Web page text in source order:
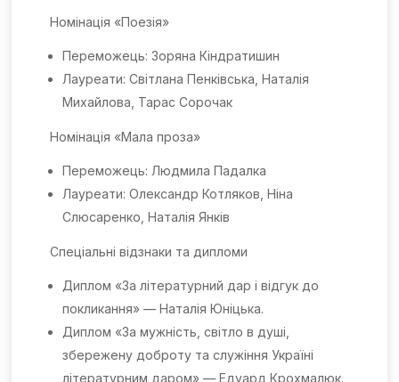
Номінація «Поезія»
Переможець: Зоряна Кіндратишин
Лауреати: Світлана Пенківська, Наталія
Михайлова, Тарас Сорочак
Номінація «Мала проза»
Переможець: Людмила Падалка
Лауреати: Олександр Котляков, Ніна
Слюсаренко, Наталія Янків
Спеціальні відзнаки та дипломи
Диплом «За літературний дар і відгук до
покликання» — Наталія Юніцька.
Диплом «За мужність, світло в душі,
збережену доброту та служіння Україні
літературним даром» — Едуард Крохмалюк.